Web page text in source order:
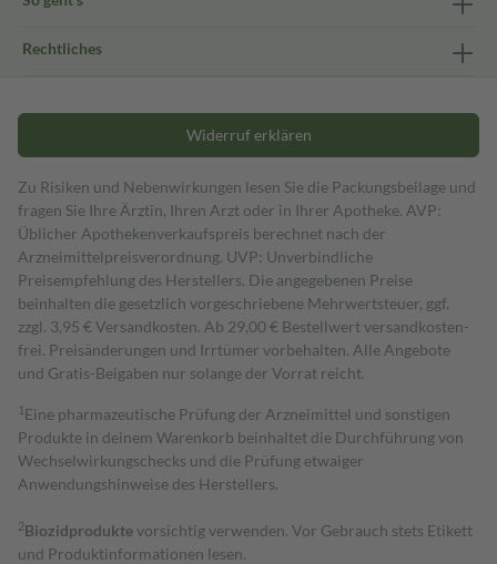
Rechtliches
Widerruf erklären
Zu Risiken und Nebenwirkungen lesen Sie die Packungsbeilage und
fragen Sie Ihre Ärztin, Ihren Arzt oder in Ihrer Apotheke. AVP:
Üblicher Apothekenverkaufspreis berechnet nach der
Arzneimittelpreisverordnung. UVP: Unverbindliche
Preisempfehlung des Herstellers. Die angegebenen Preise
beinhalten die gesetzlich vorgeschriebene Mehrwertsteuer, ggf.
zzgl. 3,95 € Versandkosten. Ab 29,00 € Bestell­wert versand­kosten­
frei. Preisänderungen und Irrtümer vorbehalten. Alle Angebote
und Gratis-Beigaben nur solange der Vorrat reicht.
1 Eine pharmazeutische Prüfung der Arzneimittel und sonstigen
Produkte in deinem Warenkorb beinhaltet die Durchführung von
Wechselwirkungschecks und die Prüfung etwaiger
Anwendungshinweise des Herstellers.
2Biozidproduktevorsichtig verwenden. Vor Gebrauch stets Etikett
und Produktinformationen lesen.